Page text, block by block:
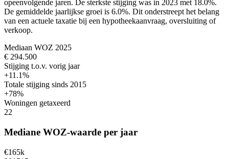
opeenvolgende jaren. De sterkste stijging was in 2023 met 18.0%.
De gemiddelde jaarlijkse groei is 6.0%. Dit onderstreept het belang
van een actuele taxatie bij een hypotheekaanvraag, oversluiting of
verkoop.
Mediaan WOZ 2025
€ 294.500
Stijging t.o.v. vorig jaar
+11.1%
Totale stijging sinds 2015
+78%
Woningen getaxeerd
22
Mediane WOZ-waarde per jaar
€165k